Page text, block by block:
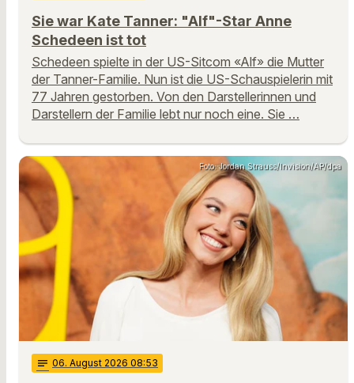
Sie war Kate Tanner: "Alf"-Star Anne
Schedeen ist tot
Schedeen spielte in der US-Sitcom «Alf» die Mutter
der Tanner-Familie. Nun ist die US-Schauspielerin mit
77 Jahren gestorben. Von den Darstellerinnen und
Darstellern der Familie lebt nur noch eine. Sie …
Foto: Jordan Strauss/Invision/AP/dpa
notes 06. August 2026 08:53